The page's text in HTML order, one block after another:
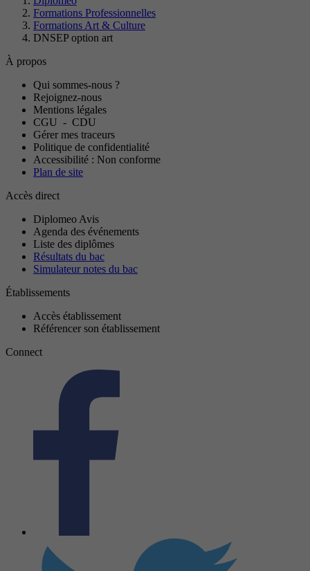
Formations Professionnelles
Formations Art & Culture
DNSEP option art
À propos
Qui sommes-nous ?
Rejoignez-nous
Mentions légales
CGU - CDU
Gérer mes traceurs
Politique de confidentialité
Accessibilité : Non conforme
Plan de site
Accès direct
Diplomeo Avis
Agenda des événements
Liste des diplômes
Résultats du bac
Simulateur notes du bac
Établissements
Accès établissement
Référencer son établissement
Connect